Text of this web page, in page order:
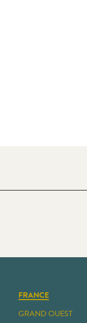
FRANCE
GRAND OUEST